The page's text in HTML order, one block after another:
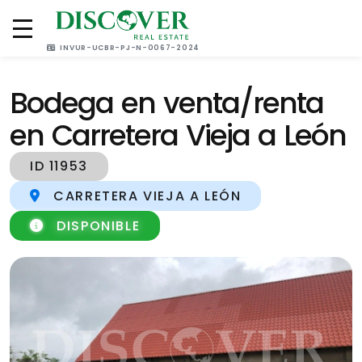
(505) 2270 4000
(505) 8883 2200
INVUR-UCBR-PJ-N-0067-2024
Bodega en venta/renta
en Carretera Vieja a León
ID 11953
CARRETERA VIEJA A LEÓN
DISPONIBLE